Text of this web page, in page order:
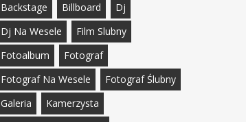
Backstage
Billboard
Dj
Dj Na Wesele
Film Slubny
Fotoalbum
Fotograf
Fotograf Na Wesele
Fotograf Ślubny
Galeria
Kamerzysta